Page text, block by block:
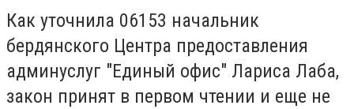
Как уточнила 06153 начальник
бердянского Центра предоставления
админуслуг "Единый офис" Лариса Лаба,
закон принят в первом чтении и еще не